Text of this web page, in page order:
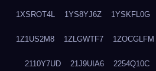
1XSROT4L 1YS8YJ6Z 1YSKFL0G
1Z1US2M8 1ZLGWTF7 1ZOCGLFM
2110Y7UD 21J9UIA6 2254Q10C